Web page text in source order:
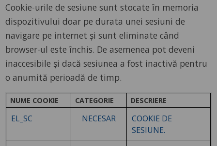
Cookie-urile de sesiune sunt stocate în memoria
dispozitivului doar pe durata unei sesiuni de
navigare pe internet și sunt eliminate când
browser-ul este închis. De asemenea pot deveni
inaccesibile și dacă sesiunea a fost inactivă pentru
o anumită perioadă de timp.
NUME COOKIE CATEGORIE DESCRIERE
EL_SC NECESAR
COOKIE DE
SESIUNE.